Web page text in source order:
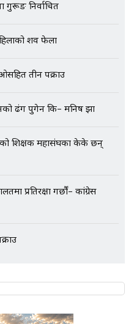
- भिजिट भिसामा सेटिङको
VISIT VISA SCAM
घुस!|| SIDHAKURA ||
CCTV Footage Lost |
गुरूङ निर्वाचित
शव फेला
तीन पक्राउ
ढंग पुगेन कि– मनिष झा
शिक्षक महासंघका केके छन्
प्रतिरक्षा गर्छौं– कांग्रेस